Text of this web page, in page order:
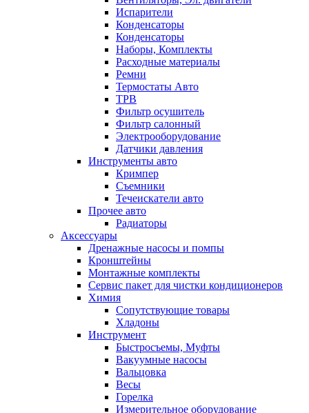
Испарители
Конденсаторы
Конденсаторы
Наборы, Комплекты
Расходные материалы
Ремни
Термостаты Авто
ТРВ
Фильтр осушитель
Фильтр салонный
Электрооборудование
Датчики давления
Инструменты авто
Кримпер
Съемники
Течеискатели авто
Прочее авто
Радиаторы
Аксессуары
Дренажные насосы и помпы
Кронштейны
Монтажные комплекты
Сервис пакет для чистки кондиционеров
Химия
Сопутствующие товары
Хладоны
Инструмент
Быстросъемы, Муфты
Вакуумные насосы
Вальцовка
Весы
Горелка
Измерительное оборудование